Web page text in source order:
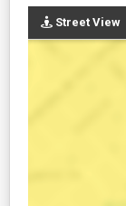
Street View